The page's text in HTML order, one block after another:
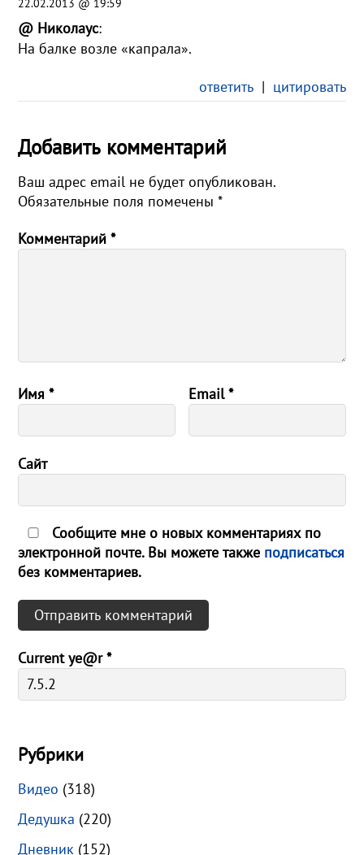
22.02.2013 @ 19:59
@ Николаус:
На балке возле «капрала».
ответить| цитировать
Добавить комментарий
Ваш адрес email не будет опубликован.
Обязательные поля помечены*
Комментарий*
Имя* Email*
Сайт
Сообщите мне о новых комментариях по
электронной почте. Вы можете также подписаться
без комментариев.
Current ye@r*
Рубрики
Видео (318)
Дедушка (220)
Дневник (152)